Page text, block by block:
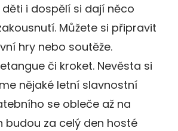
i dospělí si dají něco
Můžete si připravit
hry nebo soutěže.
či kroket. Nevěsta si
nějaké letní slavnostní
se obleče až na
budou za celý den hosté